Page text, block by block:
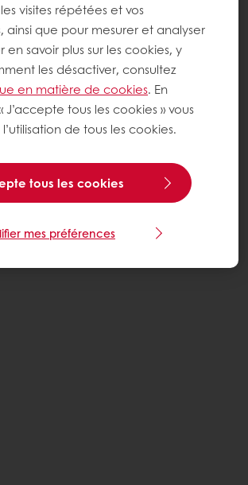
visites répétées et vos
ainsi que pour mesurer et analyser
en savoir plus sur les cookies, y
les désactiver, consultez
en matière de cookies. En
J’accepte tous les cookies » vous
de tous les cookies.
tous les cookies
mes préférences